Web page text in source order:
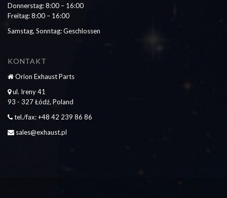
Donnerstag: 8:00 – 16:00
Freitag: 8:00 – 16:00
Samstag, Sonntag: Geschlossen
KONTAKT
Orion Exhaust Parts
ul. Ireny 41
93 - 327 Łódź, Poland
tel./fax: +48 42 239 86 86
sales@exhaust.pl